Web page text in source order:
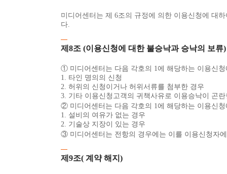
미디어센터는 제 6조의 규정에 의한 이용신청에 대
다.
제8조 (이용신청에 대한 불승낙과 승낙의 보류)
① 미디어센터는 다음 각호의 1에 해당하는 이용신
1. 타인 명의의 신청
2. 허위의 신청이거나 허위서류를 첨부한 경우
3. 기타 이용신청고객의 귀책사유로 이용승낙이 곤
② 미디어센터는 다음 각호의 1에 해당하는 이용신
1. 설비의 여유가 없는 경우
2. 기술상 지장이 있는 경우
③ 미디어센터는 전항의 경우에는 이를 이용신청자
제9조( 계약 해지)